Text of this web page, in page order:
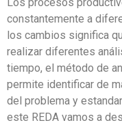
Los procesos
constantemente a
los cambios significa
realizar diferentes
tiempo, el método de
permite identificar de
del problema y
este REDA vamos a